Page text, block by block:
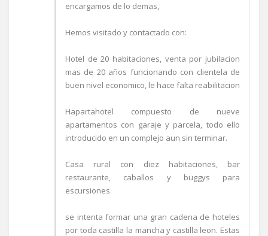
encargamos de lo demas,
Hemos visitado y contactado con:
Hotel de 20 habitaciones, venta por jubilacion
mas de 20 años funcionando con clientela de
buen nivel economico, le hace falta reabilitacion
Hapartahotel compuesto de nueve
apartamentos con garaje y parcela, todo ello
introducido en un complejo aun sin terminar.
Casa rural con diez habitaciones, bar
restaurante, caballos y buggys para
escursiones
se intenta formar una gran cadena de hoteles
por toda castilla la mancha y castilla leon. Estas